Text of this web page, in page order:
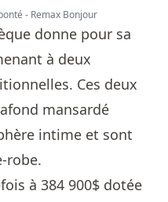
- Remax Bonjour
donne pour sa
à deux
Ces deux
mansardé
intime et sont
robe.